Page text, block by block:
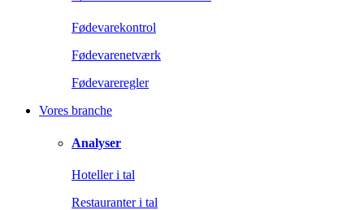
Fødevarekontrol
Fødevarenetværk
Fødevareregler
Vores branche
Analyser
Hoteller i tal
Restauranter i tal